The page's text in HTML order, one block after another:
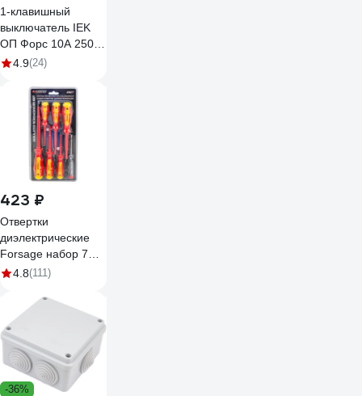
1-клавишный
выключатель IEK
ОП Форс 10А 250В
IP54 BC20-1-0-ФСр
54-DC
4.9(24)
423 ₽
Отвертки
диэлектрические
Forsage набор 7
предметов F-
4.8(111)
-36%